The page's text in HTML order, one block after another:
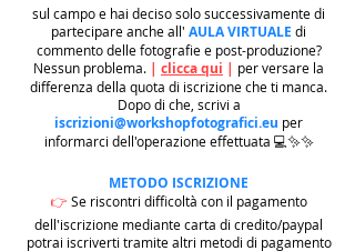
sul campo e hai deciso solo successivamente di
partecipare anche all' AULA VIRTUALE di
commento delle fotografie e post-produzione?
Nessun problema. | clicca qui | per versare la
differenza della quota di iscrizione che ti manca.
Dopo di che, scrivi a
iscrizioni@workshopfotografici.eu per
informarci dell'operazione effettuata 💻✨✨
METODO ISCRIZIONE
👉 Se riscontri difficoltà con il pagamento
dell'iscrizione mediante carta di credito/paypal
potrai iscriverti tramite altri metodi di pagamento